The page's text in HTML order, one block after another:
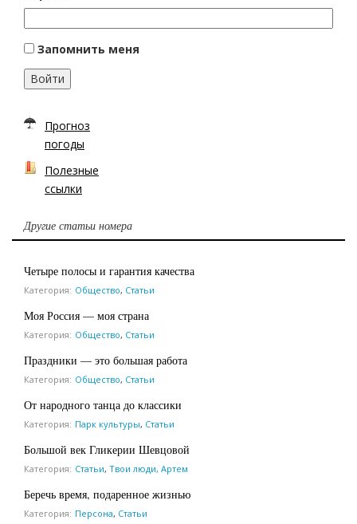
Запомнить меня
Войти
Прогноз
погоды
Полезные
ссылки
Другие статьи номера
Четыре полосы и гарантия качества
Категория: Общество, Статьи
Моя Россия — моя страна
Категория: Общество, Статьи
Праздники — это большая работа
Категория: Общество, Статьи
От народного танца до классики
Категория: Парк культуры, Статьи
Большой век Гликерии Шевцовой
Категория: Статьи, Твои люди, Артем
Беречь время, подаренное жизнью
Категория: Персона, Статьи